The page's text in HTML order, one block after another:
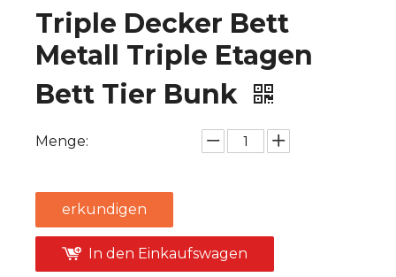
Triple Decker Bett
Metall Triple Etagen
Bett Tier Bunk
Menge:
erkundigen
In den Einkaufswagen